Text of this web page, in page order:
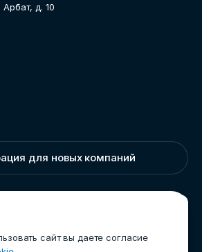
Арбат, д. 10
для новых компаний
сайт вы даете согласие
почту. На неё мы вышлем